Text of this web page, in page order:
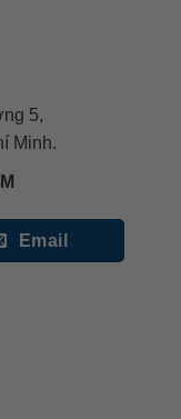
5,
Minh.
Email